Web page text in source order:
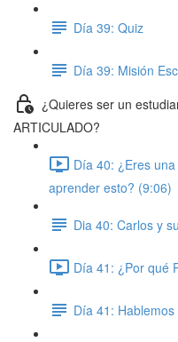
Día 39: Quiz
Día 39: Misión
¿Quieres ser un
ARTICULADO?
Día 40: ¿Eres
aprender esto? (9:06)
Dia 40: Carlos y
Día 41: ¿Por qué
Día 41: